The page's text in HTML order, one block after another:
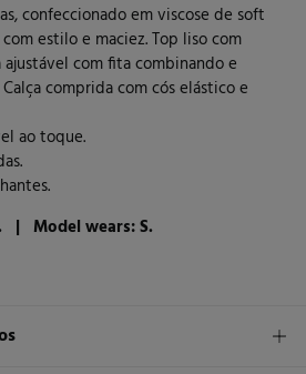
confeccionado em viscose de soft
estilo e maciez. Top liso com
com fita combinando e
comprida com cós elástico e
ao toque.
| Model wears: S.